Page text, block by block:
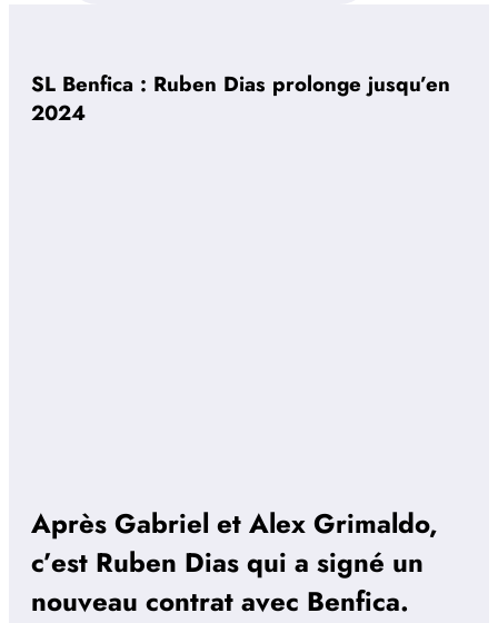
SL Benfica : Ruben Dias prolonge jusqu’en
2024
Après Gabriel et Alex Grimaldo,
c’est Ruben Dias qui a signé un
nouveau contrat avec Benfica.